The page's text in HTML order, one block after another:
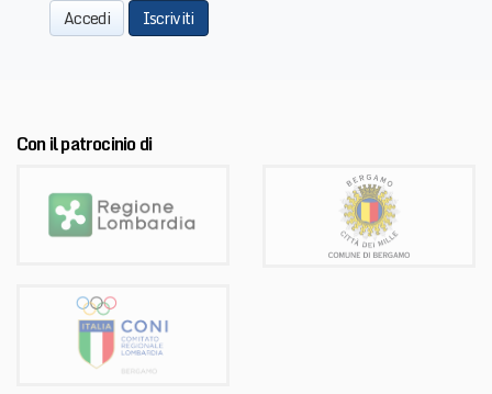
Accedi
Iscriviti
Con il patrocinio di